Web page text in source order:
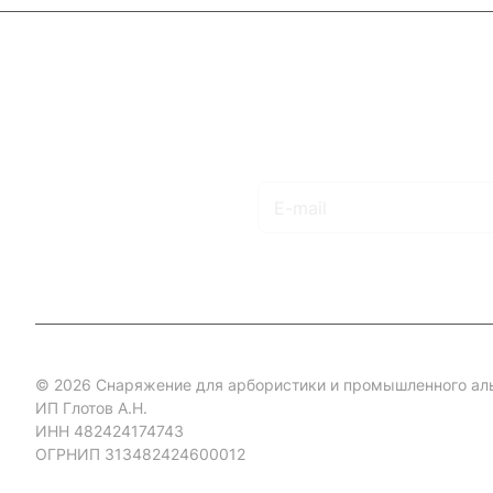
© 2026 Снаряжение для арбористики и промышленного
ИП Глотов А.Н.
ИНН 482424174743
ОГРНИП 313482424600012